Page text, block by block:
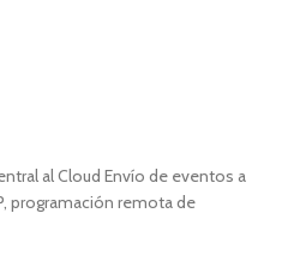
al Cloud Envío de eventos a
programación remota de